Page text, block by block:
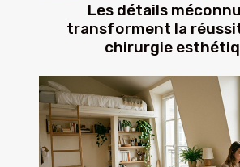
Les détails
transforment la
chirurgie